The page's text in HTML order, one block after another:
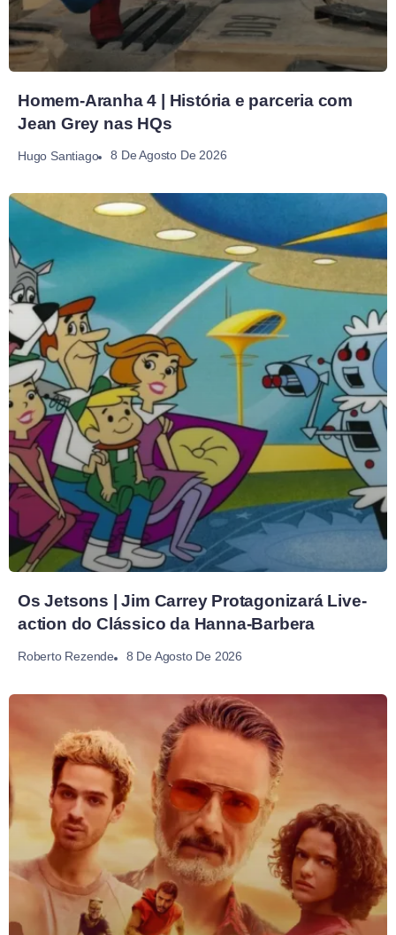
Homem-Aranha 4 | História e parceria com
Jean Grey nas HQs
Hugo Santiago 8 De Agosto De 2026
Os Jetsons | Jim Carrey Protagonizará Live-
action do Clássico da Hanna-Barbera
Roberto Rezende 8 De Agosto De 2026